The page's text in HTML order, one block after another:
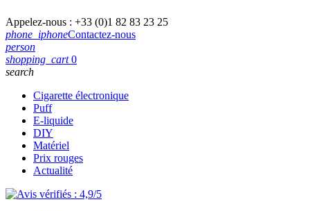
Appelez-nous : +33 (0)1 82 83 23 25
phone_iphoneContactez-nous
person
shopping_cart 0
search
Cigarette électronique
Puff
E-liquide
DIY
Matériel
Prix rouges
Actualité